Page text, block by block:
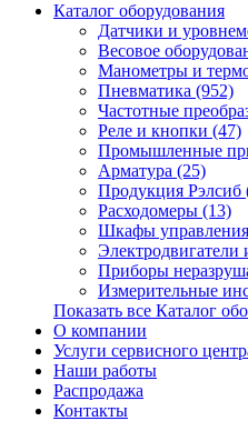
Каталог оборудования
Датчики и
Весовое
Манометры и
Пневматика (952)
Частотные
Реле и кнопки (47)
Промышленные
Арматура (25)
Продукция Рэлсиб
Расходомеры (13)
Шкафы
Электродвигатели
Приборы
Измерительные
Показать все Каталог
О компании
Услуги сервисного
Наши работы
Распродажа
Контакты